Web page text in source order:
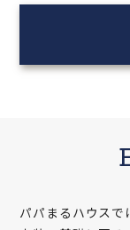
パパまるハウスで